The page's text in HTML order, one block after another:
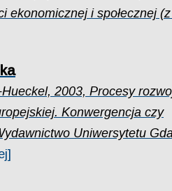
ekonomicznej i społecznej
2003, Procesy
Konwergencja czy
Uniwersytetu